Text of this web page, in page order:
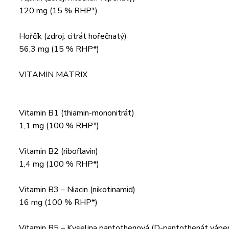
120 mg (15 % RHP*)
Hořčík (zdroj: citrát hořečnatý)
56,3 mg (15 % RHP*)
VITAMIN MATRIX
Vitamin B1 (thiamin-mononitrát)
1,1 mg (100 % RHP*)
Vitamin B2 (riboflavin)
1,4 mg (100 % RHP*)
Vitamin B3 – Niacin (nikotinamid)
16 mg (100 % RHP*)